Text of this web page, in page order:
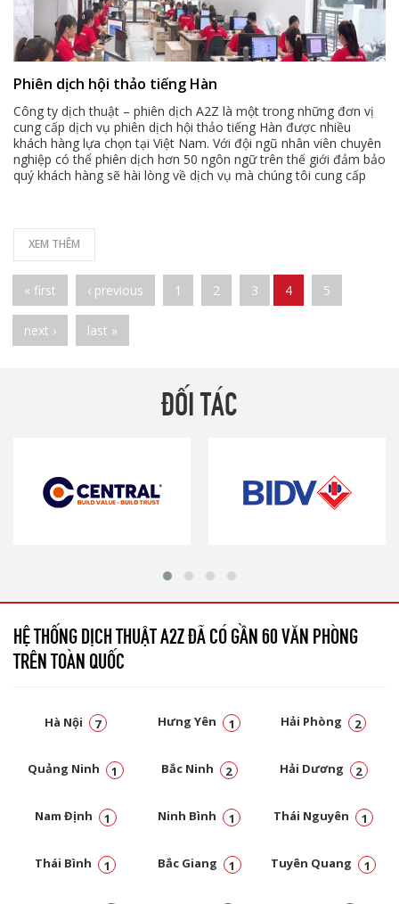
Phiên dịch hội thảo tiếng Hàn
Công ty dịch thuật – phiên dịch A2Z là một trong những đơn vị
cung cấp dịch vụ phiên dịch hội thảo tiếng Hàn được nhiều
khách hàng lựa chọn tại Việt Nam. Với đội ngũ nhân viên chuyên
nghiệp có thể phiên dịch hơn 50 ngôn ngữ trên thế giới đảm bảo
quý khách hàng sẽ hài lòng về dịch vụ mà chúng tôi cung cấp
XEM THÊM
Pages
« first ‹ previous 1 2 3 4 5
next › last »
ĐỐI TÁC
HỆ THỐNG DỊCH THUẬT A2Z ĐÃ CÓ GẦN 60 VĂN PHÒNG
TRÊN TOÀN QUỐC
Hà Nội 7 Hưng Yên 1 Hải Phòng 2
Quảng Ninh 1 Bắc Ninh 2 Hải Dương 2
Nam Định 1 Ninh Bình 1 Thái Nguyên 1
Thái Bình 1 Bắc Giang 1 Tuyên Quang 1